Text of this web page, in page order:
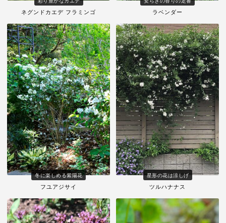
ネグンドカエデ フラミンゴ ラベンダー
冬に楽しめる紫陽花
フユアジサイ
星形の花は涼しげ
ツルハナナス